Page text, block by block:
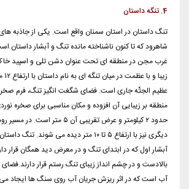
4. تنگه داستان
تنگ داستان در استان سمنان واقع است. یکی از جاذبه
غرب مجن در منطقه ای تحت عنوان دشن تلی و اسپید خاک
عظیم ‌الجثّه جاری است. فضای شگغت انگیز تنگ، فرم صخره
منطقه بر زیبایی آن افزوده و مکان مناسبی برای صخره
حدود ۲ کیلومتر و عرض تقریبی آن ۵ متر
بالادست و در چشم انداز زیبای تنگ رستم قرار دارند.فضای
آب است که در اثر ریزش جریان آب روی سنگ ها ایجاد